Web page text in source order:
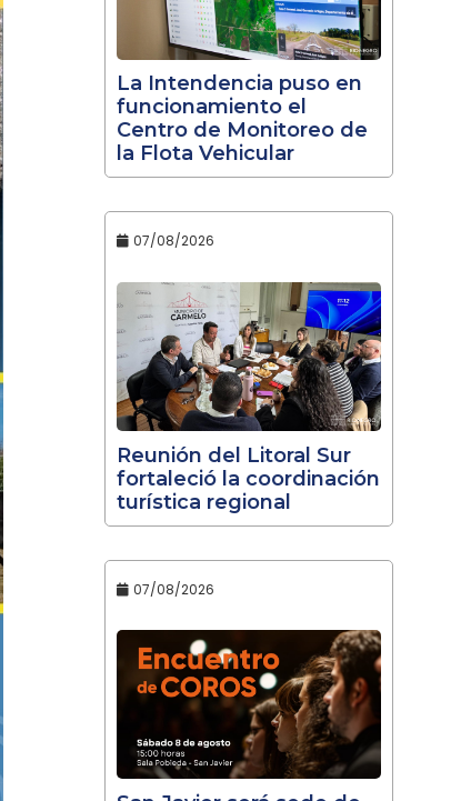
La Intendencia puso en
funcionamiento el
Centro de Monitoreo de
la Flota Vehicular
07/08/2026
Reunión del Litoral Sur
fortaleció la coordinación
turística regional
07/08/2026